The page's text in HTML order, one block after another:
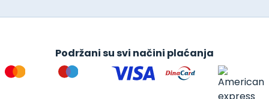
Podržani su svi načini plaćanja